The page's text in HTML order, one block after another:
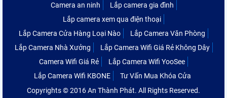
Camera an ninh
Lắp camera gia đình
Lắp camera xem qua điện thoại
Lắp Camera Cửa Hàng Loại Nào
Lắp Camera Văn Phòng
Lắp Camera Nhà Xưởng
Lắp Camera Wifi Giá Rẻ Không Dây
Camera Wifi Giá Rẻ
Lắp Camera Wifi YooSee
Lắp Camera Wifi KBONE
Tư Vấn Mua Khóa Cửa
Copyrights © 2016 An Thành Phát. All Rights Reserved.